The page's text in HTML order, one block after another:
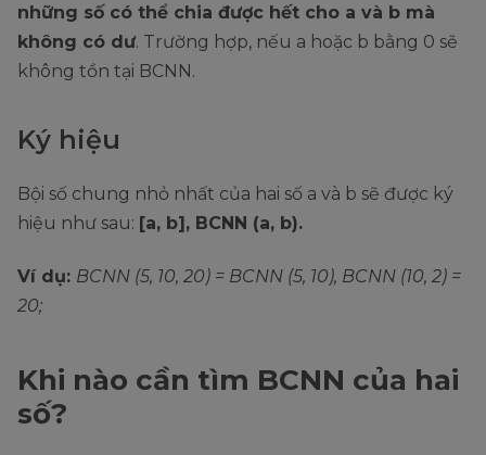
những số có thể chia được hết cho a và b mà
không có dư. Trường hợp, nếu a hoặc b bằng 0 sẽ
không tồn tại BCNN.
Ký hiệu
Bội số chung nhỏ nhất của hai số a và b sẽ được ký
hiệu như sau: [a, b], BCNN (a, b).
Ví dụ: BCNN (5, 10, 20) = BCNN (5, 10), BCNN (10, 2) =
20;
Khi nào cần tìm BCNN của hai
số?